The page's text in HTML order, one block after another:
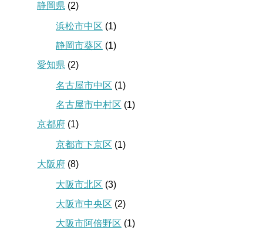
静岡県 (2)
浜松市中区 (1)
静岡市葵区 (1)
愛知県 (2)
名古屋市中区 (1)
名古屋市中村区 (1)
京都府 (1)
京都市下京区 (1)
大阪府 (8)
大阪市北区 (3)
大阪市中央区 (2)
大阪市阿倍野区 (1)